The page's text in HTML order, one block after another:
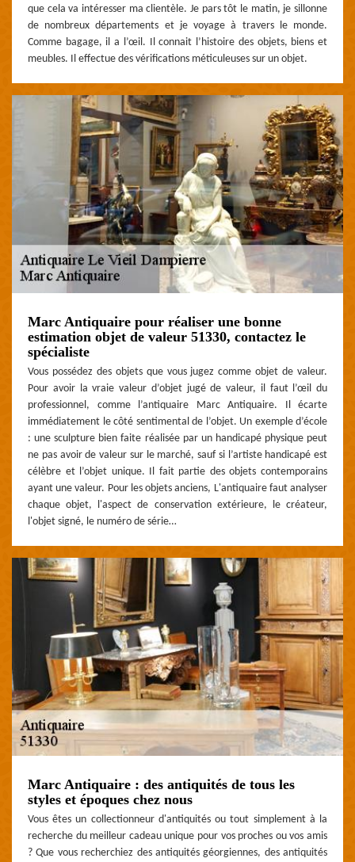
que cela va intéresser ma clientèle. Je pars tôt le matin, je sillonne
de nombreux départements et je voyage à travers le monde.
Comme bagage, il a l’œil. Il connait l’histoire des objets, biens et
meubles. Il effectue des vérifications méticuleuses sur un objet.
Marc Antiquaire pour réaliser une bonne
estimation objet de valeur 51330, contactez le
spécialiste
Vous possédez des objets que vous jugez comme objet de valeur.
Pour avoir la vraie valeur d’objet jugé de valeur, il faut l’œil du
professionnel, comme l’antiquaire Marc Antiquaire. Il écarte
immédiatement le côté sentimental de l’objet. Un exemple d’école
: une sculpture bien faite réalisée par un handicapé physique peut
ne pas avoir de valeur sur le marché, sauf si l’artiste handicapé est
célèbre et l’objet unique. Il fait partie des objets contemporains
ayant une valeur. Pour les objets anciens, L'antiquaire faut analyser
chaque objet, l'aspect de conservation extérieure, le créateur,
l'objet signé, le numéro de série…
Marc Antiquaire : des antiquités de tous les
styles et époques chez nous
Vous êtes un collectionneur d'antiquités ou tout simplement à la
recherche du meilleur cadeau unique pour vos proches ou vos amis
? Que vous recherchiez des antiquités géorgiennes, des antiquités